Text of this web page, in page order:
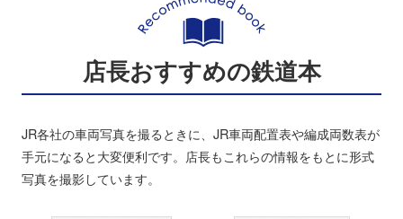
店長おすすめの鉄道本
JR各社の車両写真を撮るときに、JR車両配置表や編成両数表が
手元になると大変便利です。店長もこれらの情報をもとに形式
写真を撮影しています。